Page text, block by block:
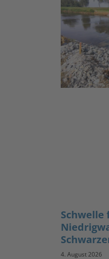
Schwelle
4. August 2026